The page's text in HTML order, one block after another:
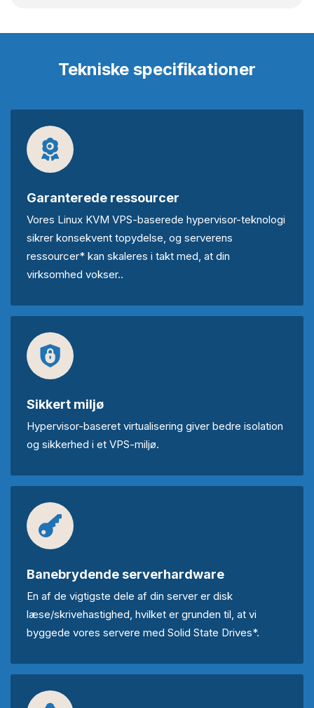
Tekniske specifikationer
Garanterede ressourcer
Vores Linux KVM VPS-baserede hypervisor-teknologi
sikrer konsekvent topydelse, og serverens
ressourcer* kan skaleres i takt med, at din
virksomhed vokser..
Sikkert miljø
Hypervisor-baseret virtualisering giver bedre isolation
og sikkerhed i et VPS-miljø.
Banebrydende serverhardware
En af de vigtigste dele af din server er disk
læse/skrivehastighed, hvilket er grunden til, at vi
byggede vores servere med Solid State Drives*.